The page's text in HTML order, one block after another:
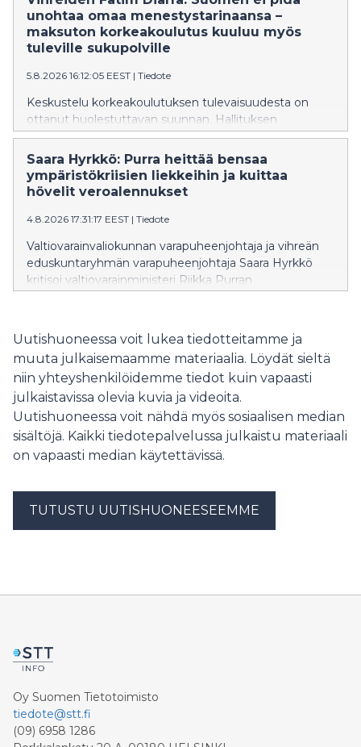
vaelluskalojen nousureittien avaamista
vuosikymmenillä. Pitko vaatii vesilakiin sitovaa
aikataulua vaelluskalojen nousuesteiden purkamiseksi
unohtaa omaa menestystarinaansa –
maksuton korkeakoulutus kuuluu myös
tuleville sukupolville
5.8.2026 16:12:05 EEST | Tiedote
Keskustelu korkeakoulutuksen tulevaisuudesta on
ottanut huolestuttavan suunnan. Hallituksen
suunnittelemat muutokset eivät ole yksittäisiä teknisiä
uudistuksia, vaan ne näyttävät olevan osa kehitystä,
joka vie Suomea askel askeleelta pois maksuttoman
korkeakoulutuksen periaatteesta. Ministeri on
säilyy maksuttomana vuoteen 2040 asti, samalla kun
hallitus valmistelee muutoksia, jotka mahdollistaisivat
kokonaisen tutkinnon suorittamisen maksullisena
avoimessa korkeakoulussa.
Saara Hyrkkö: Purra heittää bensaa
ympäristökriisien liekkeihin ja kuittaa
hövelit veroalennukset
4.8.2026 17:31:17 EEST | Tiedote
Valtiovarainvaliokunnan varapuheenjohtaja ja vihreän
eduskuntaryhmän varapuheenjohtaja Saara Hyrkkö
kritisoi valtiovarainministeri Riikka Purran
ympäristökriisien liekkeihin.
Uutishuoneessa voit lukea tiedotteitamme ja
muuta julkaisemaamme materiaalia. Löydät sieltä
niin yhteyshenkilöidemme tiedot kuin vapaasti
julkaistavissa olevia kuvia ja videoita.
Uutishuoneessa voit nähdä myös sosiaalisen median
sisältöjä. Kaikki tiedotepalvelussa julkaistu materiaali
on vapaasti median käytettävissä.
TUTUSTU UUTISHUONEESEEMME
Oy Suomen Tietotoimisto
tiedote@stt.fi
(09) 6958 1286